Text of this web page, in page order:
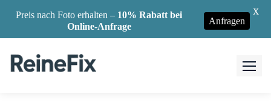
Preis nach Foto erhalten – 10% Rabatt bei
Online-Anfrage
Anfragen
X